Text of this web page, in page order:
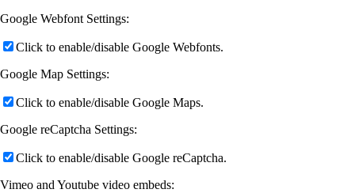
Google Webfont Settings:
Click to enable/disable Google Webfonts.
Google Map Settings:
Click to enable/disable Google Maps.
Google reCaptcha Settings:
Click to enable/disable Google reCaptcha.
Vimeo and Youtube video embeds: